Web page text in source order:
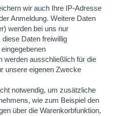
wir auch Ihre IP-Adresse
Anmeldung. Weitere Daten
werden bei uns nur
Daten freiwillig
werden ausschließlich für die
unsere eigenen Zwecke
notwendig, um zusätzliche
wie zum Beispiel den
über die Warenkorbfunktion,